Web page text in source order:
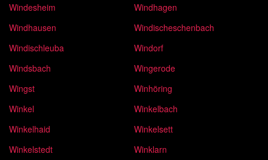
Windesheim
Windhagen
Windhausen
Windischeschenbach
Windischleuba
Windorf
Windsbach
Wingerode
Wingst
Winhöring
Winkel
Winkelbach
Winkelhaid
Winkelsett
Winkelstedt
Winklarn